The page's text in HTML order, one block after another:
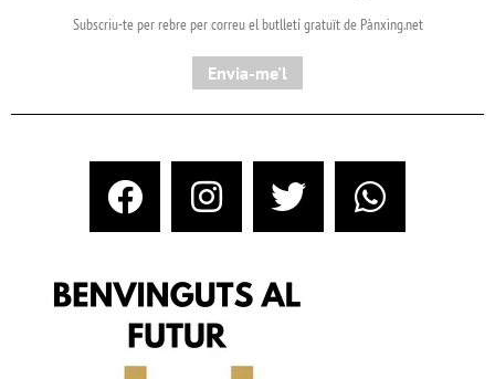
Subscriu-te per rebre per correu el butlletí gratuït de Pànxing.net​
Envia-me'l